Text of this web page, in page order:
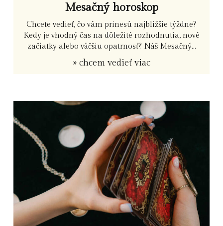
Mesačný horoskop
Chcete vedieť, čo vám prinesú najbližšie týždne?
Kedy je vhodný čas na dôležité rozhodnutia, nové
začiatky alebo väčšiu opatrnosť? Náš Mesačný...
» chcem vedieť viac